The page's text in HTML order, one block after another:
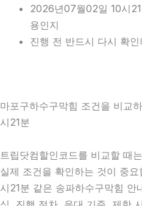
2026년07월02일 10시
용인지
진행 전 반드시 다시 확
마포구하수구막힘 조건을 비교
시21분
트립닷컴할인코드를 비교할 때
실제 조건을 확인하는 것이 중
시21분 같은 송파하수구막힘